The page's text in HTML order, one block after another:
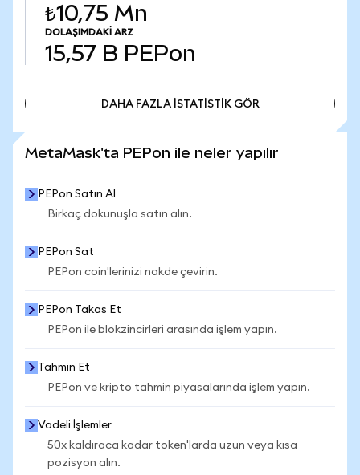
₺10,75 Mn
DOLAŞIMDAKI ARZ
15,57 B PEPon
DAHA FAZLA İSTATİSTİK GÖR
MetaMask'ta PEPon ile neler yapılır
PEPon Satın Al
Birkaç dokunuşla satın alın.
PEPon Sat
PEPon coin'lerinizi nakde çevirin.
PEPon Takas Et
PEPon ile blokzincirleri arasında işlem yapın.
Tahmin Et
PEPon ve kripto tahmin piyasalarında işlem yapın.
Vadeli İşlemler
50x kaldıraca kadar token'larda uzun veya kısa
pozisyon alın.